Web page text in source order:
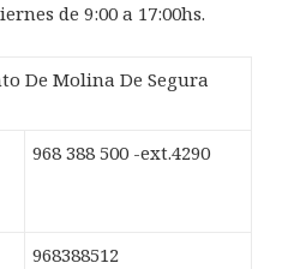
de 9:00 a 17:00hs.
De Molina De Segura
968 388 500 -ext.4290
968388512